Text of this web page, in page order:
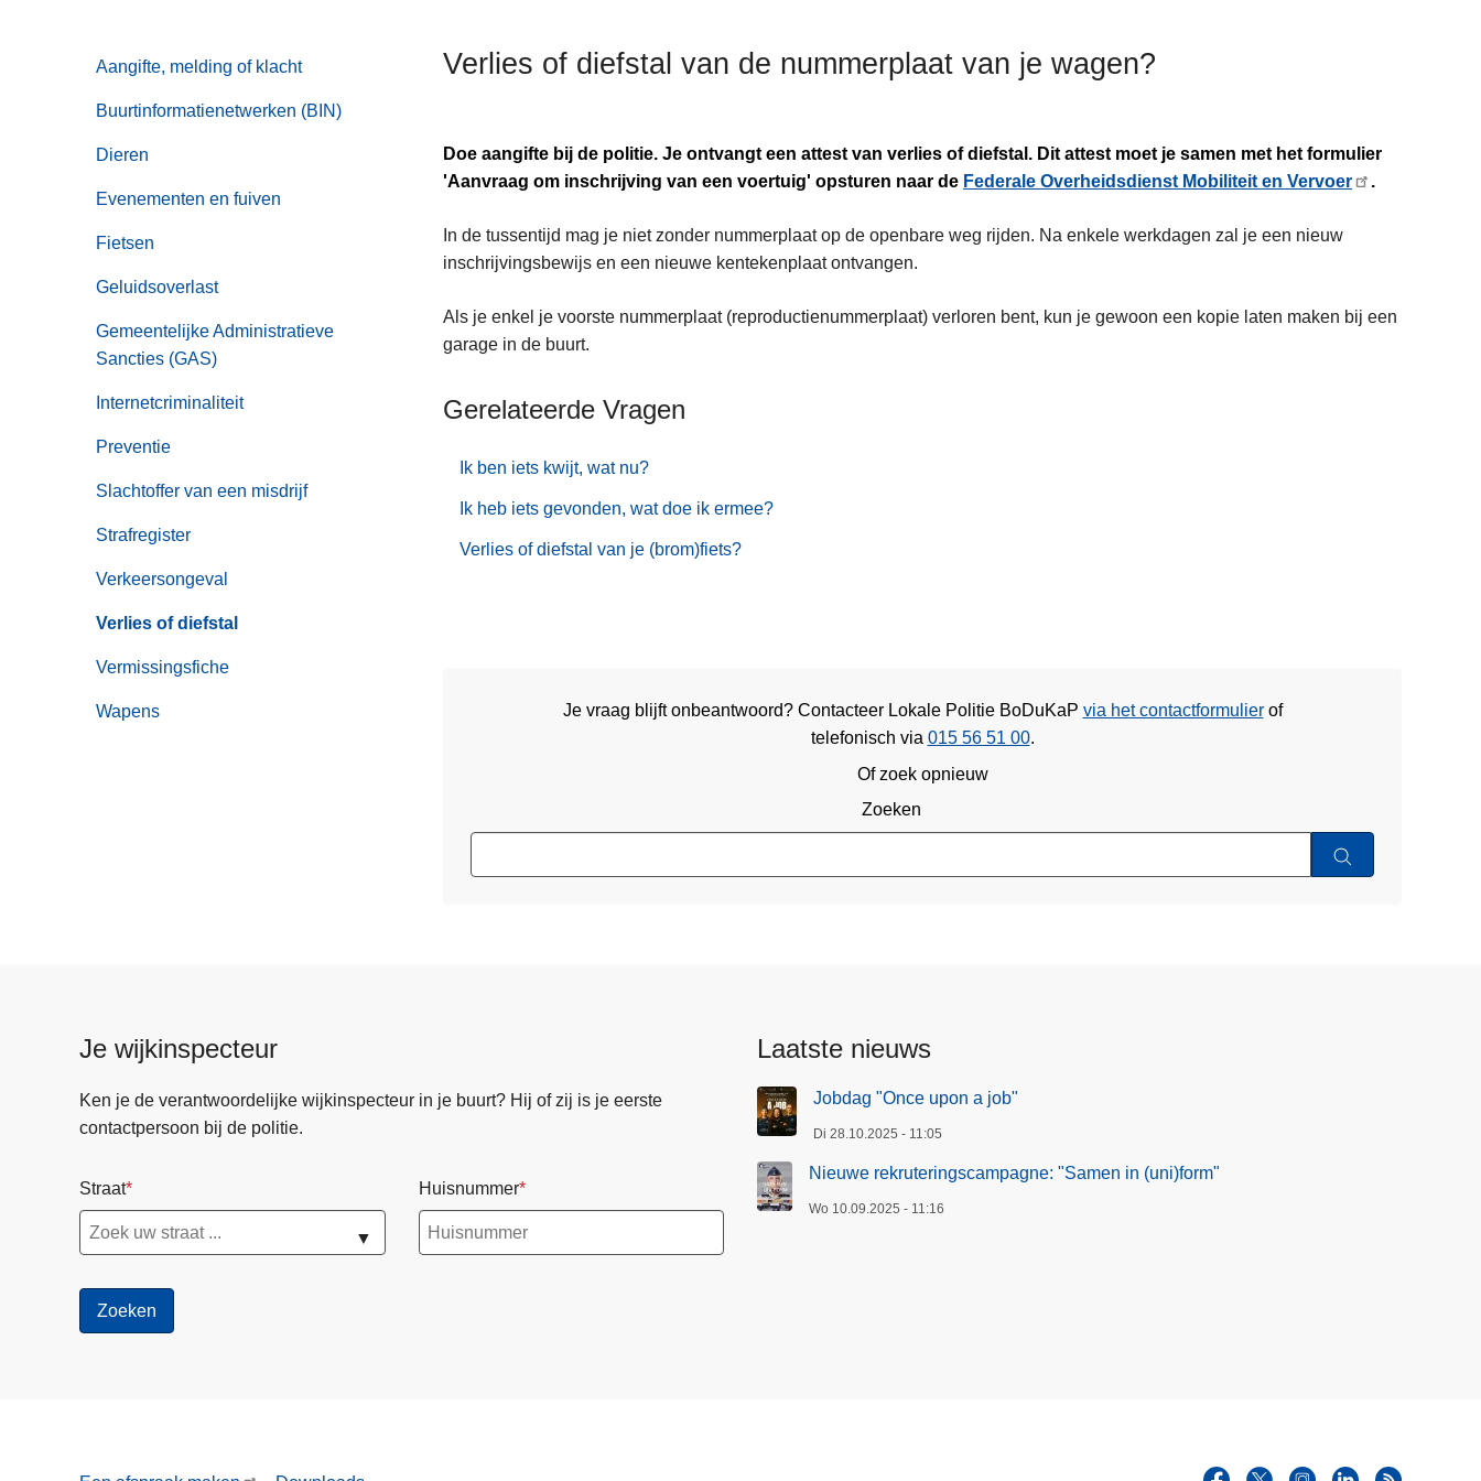
Aangifte, melding of klacht
Buurtinformatienetwerken (BIN)
Dieren
Evenementen en fuiven
Fietsen
Geluidsoverlast
Gemeentelijke Administratieve
Sancties (GAS)
Internetcriminaliteit
Preventie
Slachtoffer van een misdrijf
Strafregister
Verkeersongeval
Verlies of diefstal
Vermissingsfiche
Wapens
Verlies of diefstal van de nummerplaat van je wagen?
Doe aangifte bij de politie. Je ontvangt een attest van verlies of diefstal. Dit attest moet je samen met het formulier
'Aanvraag om inschrijving van een voertuig' opsturen naar de Federale Overheidsdienst Mobiliteit en Vervoer .
In de tussentijd mag je niet zonder nummerplaat op de openbare weg rijden. Na enkele werkdagen zal je een nieuw
inschrijvingsbewijs en een nieuwe kentekenplaat ontvangen.
Als je enkel je voorste nummerplaat (reproductienummerplaat) verloren bent, kun je gewoon een kopie laten maken bij een
garage in de buurt.
Gerelateerde Vragen
Ik ben iets kwijt, wat nu?
Ik heb iets gevonden, wat doe ik ermee?
Verlies of diefstal van je (brom)fiets?
Je vraag blijft onbeantwoord? Contacteer Lokale Politie BoDuKaP via het contactformulierof
telefonisch via 015 56 51 00.
Of zoek opnieuw
Zoeken
Je wijkinspecteur
Ken je de verantwoordelijke wijkinspecteur in je buurt? Hij of zij is je eerste
contactpersoon bij de politie.
Straat
▼
Huisnummer
Laatste nieuws
Jobdag "Once upon a job"
Di 28.10.2025 - 11:05
Nieuwe rekruteringscampagne: "Samen in (uni)form"
Wo 10.09.2025 - 11:16